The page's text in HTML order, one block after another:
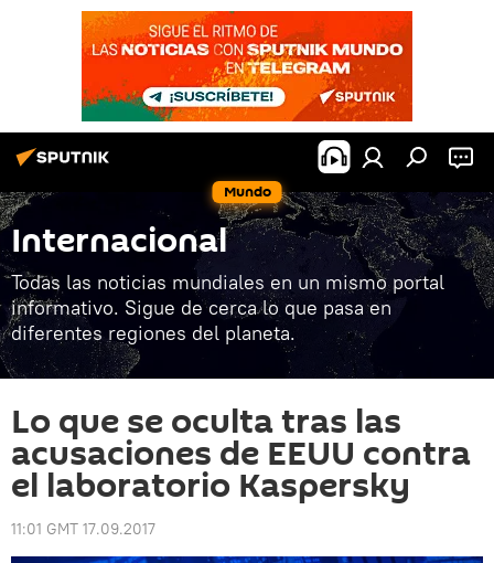
Mundo
Internacional
Todas las noticias mundiales en un mismo portal
informativo. Sigue de cerca lo que pasa en
diferentes regiones del planeta.
Lo que se oculta tras las
acusaciones de EEUU contra
el laboratorio Kaspersky
11:01 GMT 17.09.2017